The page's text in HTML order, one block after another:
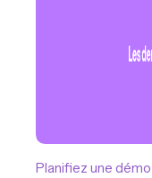
Planifiez une